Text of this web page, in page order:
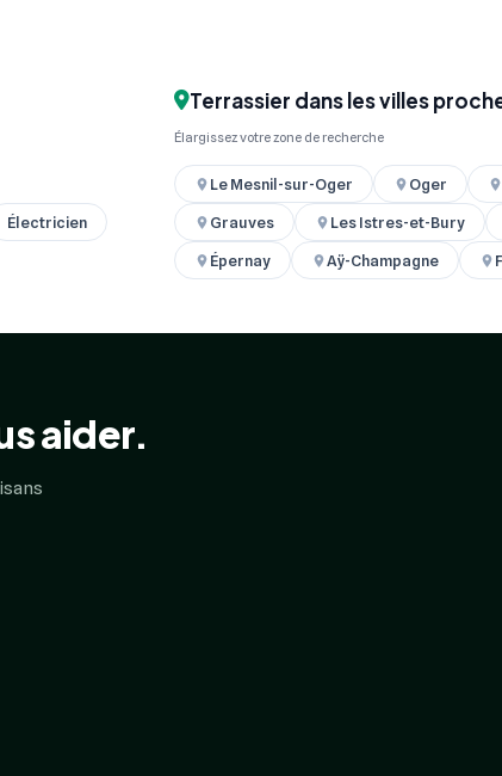
Électricien
Terrassier dans les villes
Élargissez votre zone de recherche
Le Mesnil-sur-Oger Oger
Grauves
Les Istres-et-Bury
Épernay
Aÿ-Champagne
aider.